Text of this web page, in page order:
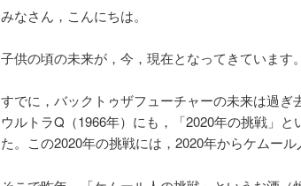
テ
ン
ツ
へ
ン
ツ
へ
移
みなさん，こんにちは。
子供の頃の未来が，今，現在となってきています。
すでに，バックトゥザフューチャーの未来は過ぎ
ウルトラQ（1966年）にも，「2020年の挑戦」
た。この2020年の挑戦には，2020年からケムー